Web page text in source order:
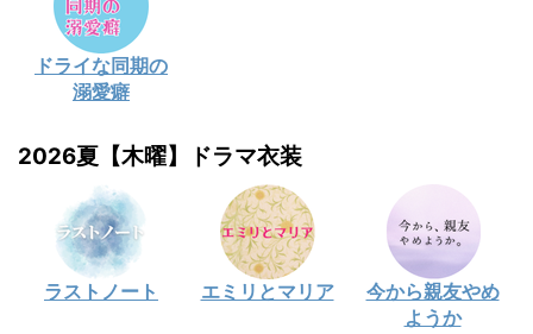
ドライな同期の
溺愛癖
2026夏【木曜】ドラマ衣装
ラストノート エミリとマリア
今から親友やめ
ようか